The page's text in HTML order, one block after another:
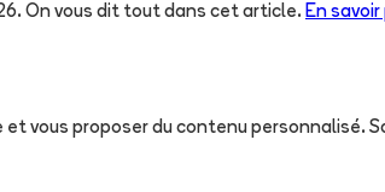
On vous dit tout dans cet article. En savoir
vous proposer du contenu personnalisé.